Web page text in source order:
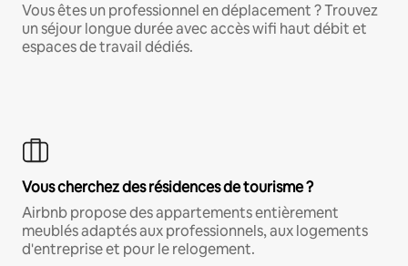
Vous êtes un professionnel en déplacement ? Trouvez
un séjour longue durée avec accès wifi haut débit et
espaces de travail dédiés.
Vous cherchez des résidences de tourisme ?
Airbnb propose des appartements entièrement
meublés adaptés aux professionnels, aux logements
d'entreprise et pour le relogement.